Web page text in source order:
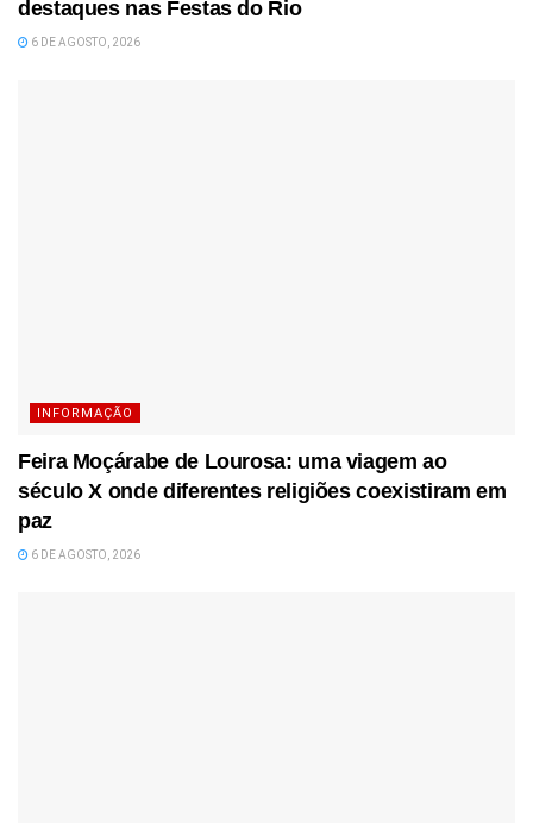
destaques nas Festas do Rio
6 DE AGOSTO, 2026
INFORMAÇÃO
Feira Moçárabe de Lourosa: uma viagem ao
século X onde diferentes religiões coexistiram em
paz
6 DE AGOSTO, 2026